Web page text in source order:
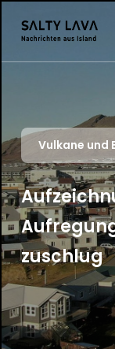
Vulkane und
zuschlug